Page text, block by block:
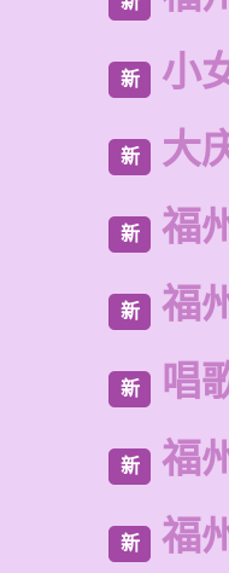
新 小
新 大
新 福
新 福
新 唱
新 福
新 福